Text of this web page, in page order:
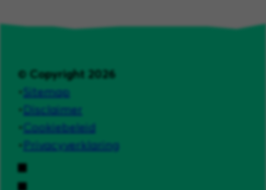
© Copyright 2026
Sitemap
Disclaimer
Cookiebeleid
Privacyverklaring